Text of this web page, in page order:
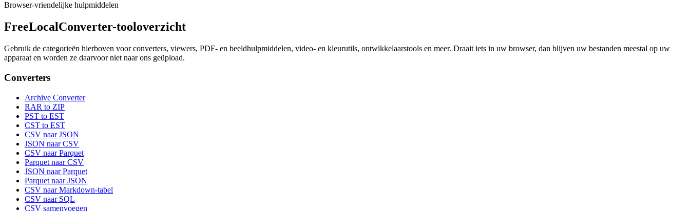
Browser-vriendelijke hulpmiddelen
FreeLocalConverter-tooloverzicht
Gebruik de categorieën hierboven voor converters, viewers, PDF- en beeldhulpmiddelen, video- en kleurutils, ontwikkelaarstools en meer. Draait iets in uw browser, dan blijven uw bestanden meestal op uw
apparaat en worden ze daarvoor niet naar ons geüpload.
Converters
Archive Converter
RAR to ZIP
PST to EST
CST to EST
CSV naar JSON
JSON naar CSV
CSV naar Parquet
Parquet naar CSV
JSON naar Parquet
Parquet naar JSON
CSV naar Markdown-tabel
CSV naar SQL
CSV samenvoegen